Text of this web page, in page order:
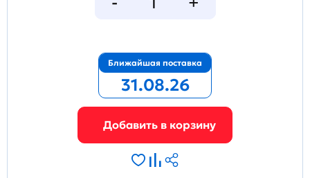
Ближайшая поставка
31.08.26